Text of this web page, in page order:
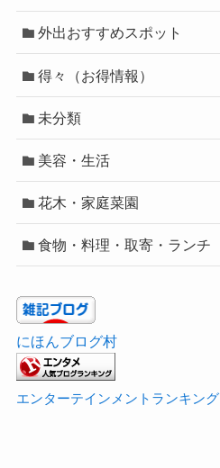
外出おすすめスポット
得々（お得情報）
未分類
美容・生活
花木・家庭菜園
食物・料理・取寄・ランチ
にほんブログ村
エンターテインメントランキング